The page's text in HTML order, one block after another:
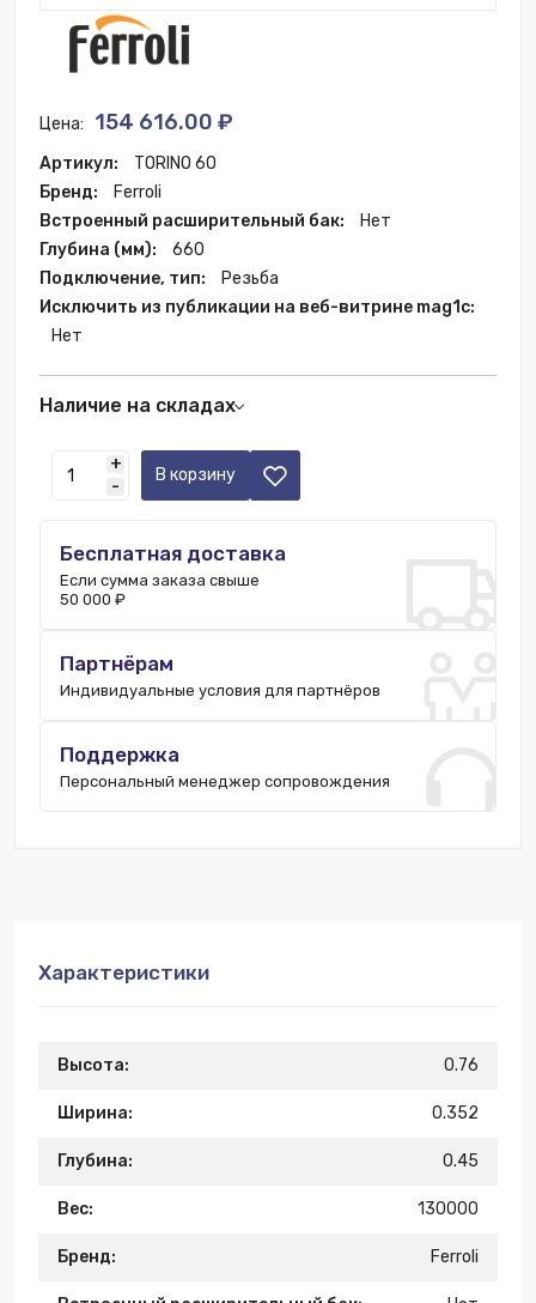
Цена: 154 616.00 ₽
Артикул:
TORINO 60
Бренд:
Ferroli
Встроенный расширительный бак:
Нет
Глубина (мм):
660
Подключение, тип:
Резьба
Исключить из публикации на веб-витрине mag1c:
Нет
Наличие на складах
+
-
В корзину
Бесплатная доставка
Если сумма заказа свыше
50 000 ₽
Партнёрам
Индивидуальные условия для партнёров
Поддержка
Персональный менеджер сопровождения
Характеристики
Высота: 0.76
Ширина: 0.352
Глубина: 0.45
Вес: 130000
Бренд: Ferroli